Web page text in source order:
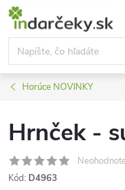
Prejsť
obsah
Horúce NOVINKY
Hrnček -
Kód: D4963